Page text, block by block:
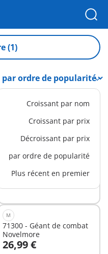
(1)
Croissant par nom
Croissant par prix
Décroissant par prix
par ordre de popularité
Plus récent en premier
70672 - 3 combattants
Burnham Raiders
11,99 €
Au panier
M
71300 - Géant de combat
Novelmore
26,99 €